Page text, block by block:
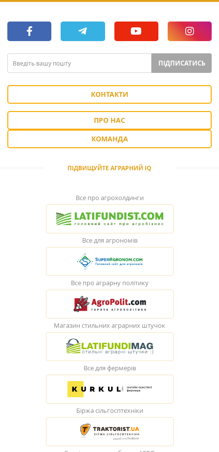
ПІДПИСАТИСЬ
КОНТАКТИ
ПРО НАС
КОМАНДА
ПІДВИЩУЙТЕ АГРАРНИЙ IQ
Все про агрохолдинги
Все для агрономів
Все про аграрну політику
Магазин стильних аграрних штучок
Все для фермерів
Біржа сільгосптехніки